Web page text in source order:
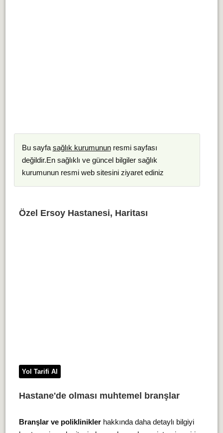
Bu sayfa sağlık kurumununresmi sayfası
değildir.En sağlıklı ve güncel bilgiler sağlık
kurumunun resmi web sitesini ziyaret ediniz
Özel Ersoy Hastanesi, Haritası
Yol Tarifi Al
Hastane'de olması muhtemel branşlar
Branşlar ve polikliniklerhakkında daha detaylı bilgiyi